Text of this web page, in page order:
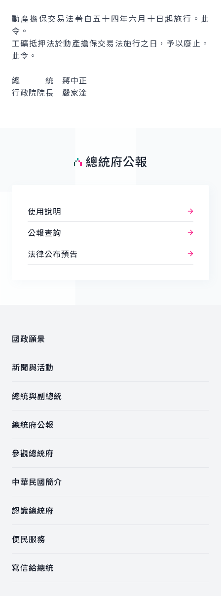
動產擔保交易法著自五十四年六月十日起施行。此
令。
工礦抵押法於動產擔保交易法施行之日，予以廢止。
此令。
總 統 蔣中正
行政院院長 嚴家淦
總統府公報
使用說明
公報查詢
法律公布預告
國政願景
新聞與活動
總統與副總統
總統府公報
參觀總統府
中華民國簡介
認識總統府
便民服務
寫信給總統